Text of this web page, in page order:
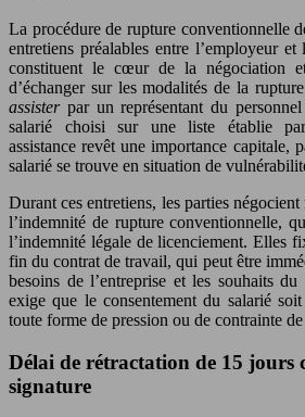
La procédure de rupture conventionnelle
entretiens préalables entre l’employeur et
constituent le cœur de la négociation
d’échanger sur les modalités de la
assister par un représentant du
salarié choisi sur une liste établie par
assistance revêt une importance capitale,
salarié se trouve en situation de
Durant ces entretiens, les parties
l’indemnité de rupture conventionnelle,
l’indemnité légale de licenciement. Elles
fin du contrat de travail, qui peut être
besoins de l’entreprise et les souhaits
exige que le consentement du salarié
toute forme de pression ou de contrainte
Délai de rétractation de 15 jours
signature